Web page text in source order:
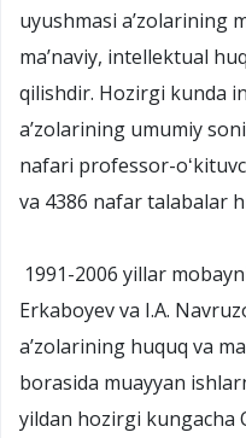
uyushmasi aʼzolarining
maʼnaviy, intellektual
qilishdir. Hozirgi kunda
aʼzolarining umumiy
nafari professor-
va 4386 nafar talabalar
1991-2006 yillar
Erkaboyev va I.A.
aʼzolarining huquq va
borasida muayyan
yildan hozirgi kungacha